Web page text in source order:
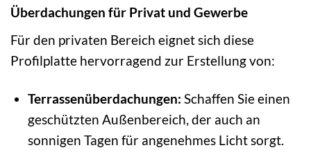
Überdachungen für Privat und Gewerbe
Für den privaten Bereich eignet sich diese
Profilplatte hervorragend zur Erstellung von:
Terrassenüberdachungen: Schaffen Sie einen
geschützten Außenbereich, der auch an
sonnigen Tagen für angenehmes Licht sorgt.